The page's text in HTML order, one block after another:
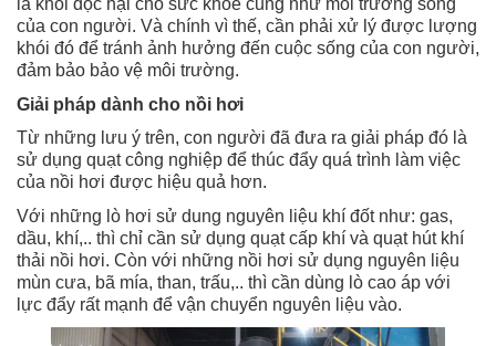
của con người. Và chính vì thế, cần phải xử lý được lượng
khói đó để tránh ảnh hưởng đến cuộc sống của con người,
đảm bảo bảo vệ môi trường.
Giải pháp dành cho nồi hơi
Từ những lưu ý trên, con người đã đưa ra giải pháp đó là
sử dụng quạt công nghiệp để thúc đẩy quá trình làm việc
của nồi hơi được hiệu quả hơn.
Với những lò hơi sử dung nguyên liệu khí đốt như: gas,
dầu, khí,.. thì chỉ cần sử dụng quạt cấp khí và quạt hút khí
thải nồi hơi. Còn với những nồi hơi sử dụng nguyên liệu
mùn cưa, bã mía, than, trấu,.. thì cần dùng lò cao áp với
lực đẩy rất mạnh để vận chuyển nguyên liệu vào.